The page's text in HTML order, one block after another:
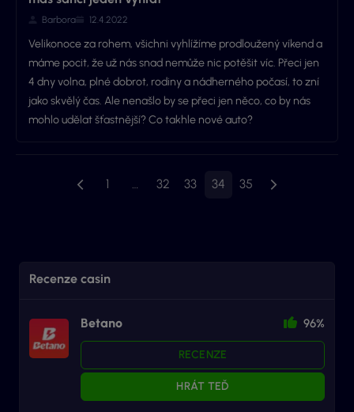
Barbora 12.4.2022
Velikonoce za rohem, všichni vyhlížíme prodloužený víkend a
máme pocit, že už nás snad nemůže nic potěšit víc. Přeci jen
4 dny volna, plné dobrot, rodiny a nádherného počasí, to zní
jako skvělý čas. Ale nenašlo by se přeci jen něco, co by nás
mohlo udělat šťastnější? Co takhle nové auto?
1 … 32 33 34 35
Recenze casin
Betano 96%
RECENZE
HRÁT TEĎ